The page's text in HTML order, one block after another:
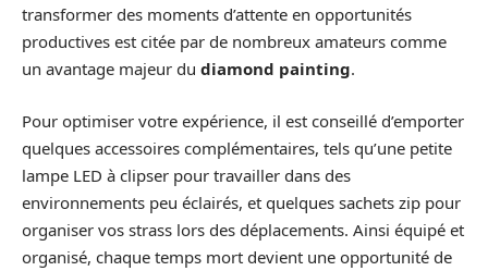
transformer des moments d’attente en opportunités
productives est citée par de nombreux amateurs comme
un avantage majeur du diamond painting.
Pour optimiser votre expérience, il est conseillé d’emporter
quelques accessoires complémentaires, tels qu’une petite
lampe LED à clipser pour travailler dans des
environnements peu éclairés, et quelques sachets zip pour
organiser vos strass lors des déplacements. Ainsi équipé et
organisé, chaque temps mort devient une opportunité de